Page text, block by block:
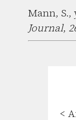
Mann, S.,
Journal,
<